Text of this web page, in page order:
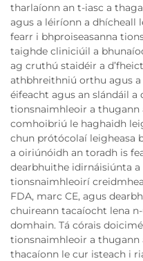
tharlaíonn an t-iasc a
agus a léiríonn a dhícheall
fearr i bhproiseasanna
taighde cliniciúil a
ag cruthú staidéir a
athbhreithniú orthu agus
éifeacht agus an slándáil a
tionsnaimhleoir a thugann
comhoibriú le haghaidh
chun prótócolaí leigheasa
a oiriúnóidh an toradh is
dearbhuithe idirnáisiúnta
tionsnaimhleoirí
FDA, marc CE, agus
chuireann tacaíocht lena
domhain. Tá córais
tionsnaimhleoir a thugann
thacaíonn le cur isteach i